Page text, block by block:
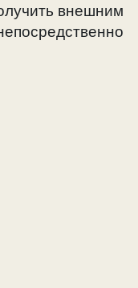
внешним